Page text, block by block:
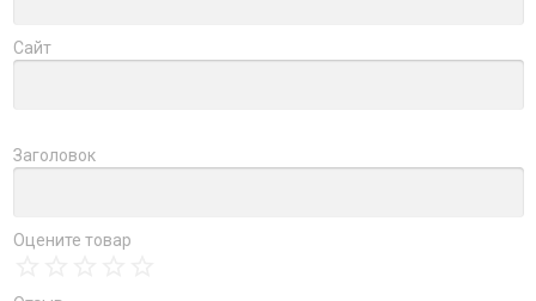
Сайт
Заголовок
Оцените товар